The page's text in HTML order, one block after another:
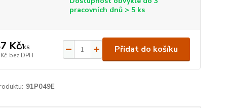
pracovních dnů > 5 ks
Kč/ks
bez DPH
Přidat do košíku
91P049E